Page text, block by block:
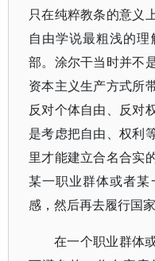
只在纯粹教条的意义
自由学说最粗浅的
部。涂尔干当时并不
资本主义生产方式所
反对个体自由、反对
是考虑把自由、权利
里才能建立合名合实
某一职业群体或者
感，然后再去履行国家
在一个职业群体